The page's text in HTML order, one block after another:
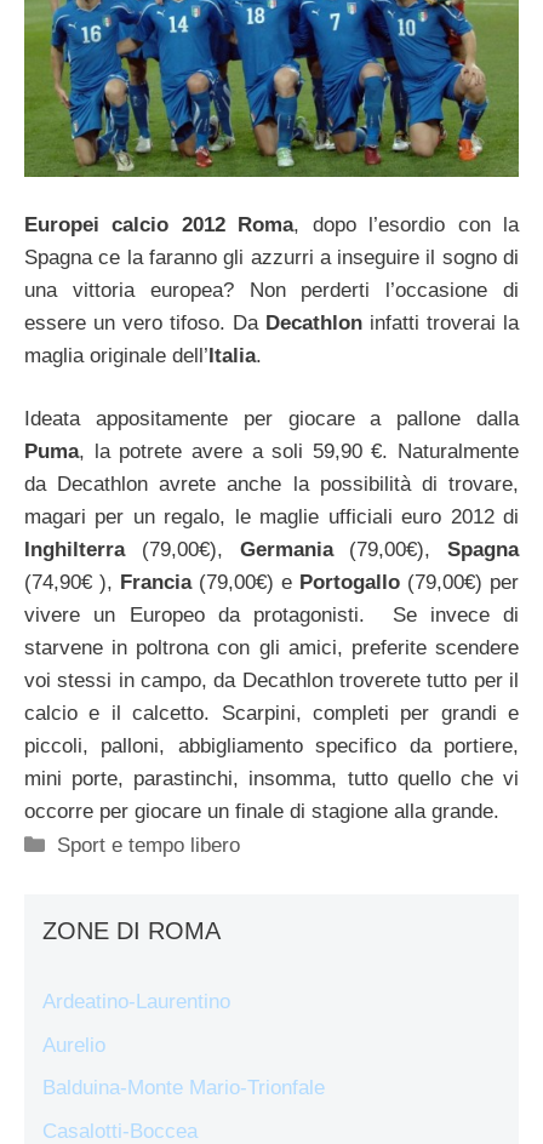
Europei calcio 2012 Roma, dopo l’esordio con la
Spagna ce la faranno gli azzurri a inseguire il sogno di
una vittoria europea? Non perderti l’occasione di
essere un vero tifoso. Da Decathlon infatti troverai la
maglia originale dell’Italia.
Ideata appositamente per giocare a pallone dalla
Puma, la potrete avere a soli 59,90 €. Naturalmente
da Decathlon avrete anche la possibilità di trovare,
magari per un regalo, le maglie ufficiali euro 2012 di
Inghilterra(79,00€), Germania(79,00€), Spagna
(74,90€ ), Francia(79,00€) e Portogallo (79,00€) per
vivere un Europeo da protagonisti. Se invece di
starvene in poltrona con gli amici, preferite scendere
voi stessi in campo, da Decathlon troverete tutto per il
calcio e il calcetto. Scarpini, completi per grandi e
piccoli, palloni, abbigliamento specifico da portiere,
mini porte, parastinchi, insomma, tutto quello che vi
occorre per giocare un finale di stagione alla grande.
Categorie
Sport e tempo libero
ZONE DI ROMA
Ardeatino-Laurentino
Aurelio
Balduina-Monte Mario-Trionfale
Casalotti-Boccea